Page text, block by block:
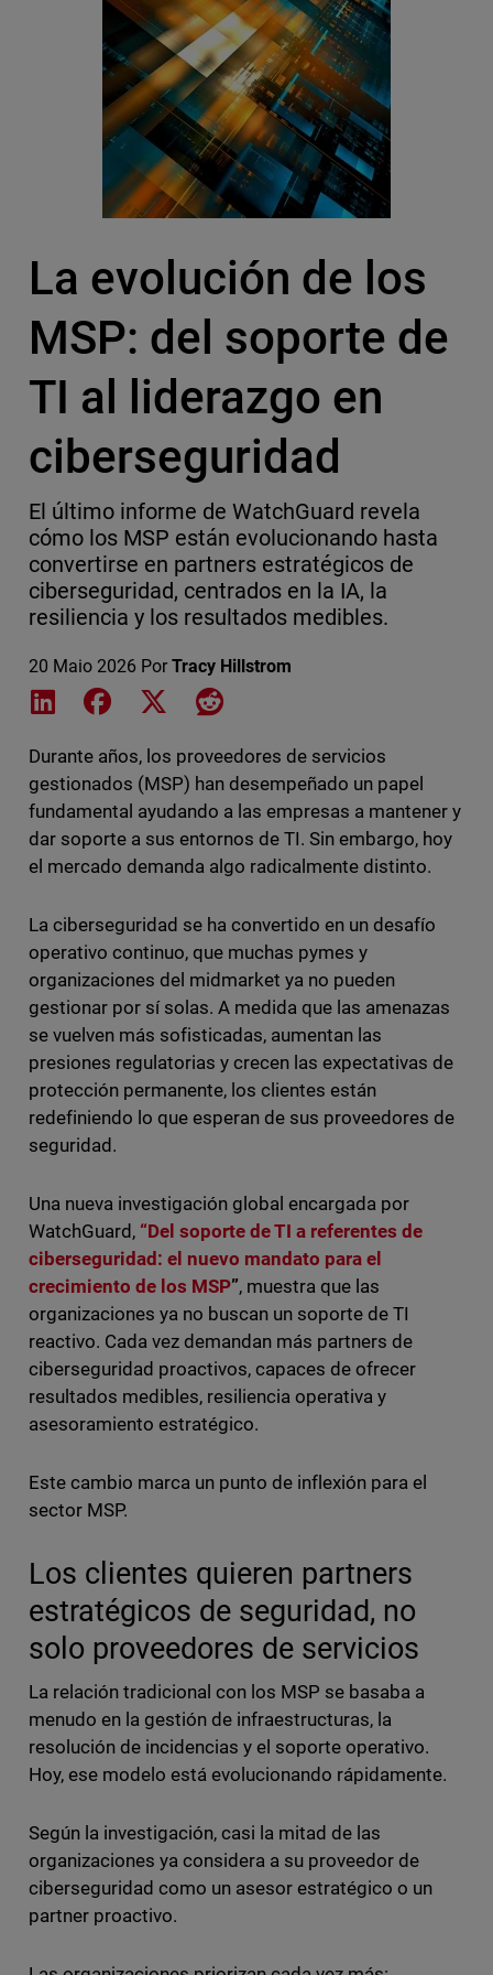
La evolución de los
MSP: del soporte de
TI al liderazgo en
ciberseguridad
El último informe de WatchGuard revela
cómo los MSP están evolucionando hasta
convertirse en partners estratégicos de
ciberseguridad, centrados en la IA, la
resiliencia y los resultados medibles.
20 Maio 2026 Por Tracy Hillstrom
Share on LinkedIn
Share on Facebook
Share on XShare on Reddit
Durante años, los proveedores de servicios
gestionados (MSP) han desempeñado un papel
fundamental ayudando a las empresas a mantener y
dar soporte a sus entornos de TI. Sin embargo, hoy
el mercado demanda algo radicalmente distinto.
La ciberseguridad se ha convertido en un desafío
operativo continuo, que muchas pymes y
organizaciones del midmarket ya no pueden
gestionar por sí solas. A medida que las amenazas
se vuelven más sofisticadas, aumentan las
presiones regulatorias y crecen las expectativas de
protección permanente, los clientes están
redefiniendo lo que esperan de sus proveedores de
seguridad.
Una nueva investigación global encargada por
WatchGuard, “Del soporte de TI a referentes de
ciberseguridad: el nuevo mandato para el
crecimiento de los MSP”, muestra que las
organizaciones ya no buscan un soporte de TI
reactivo. Cada vez demandan más partners de
ciberseguridad proactivos, capaces de ofrecer
resultados medibles, resiliencia operativa y
asesoramiento estratégico.
Este cambio marca un punto de inflexión para el
sector MSP.
Los clientes quieren partners
estratégicos de seguridad, no
solo proveedores de servicios
La relación tradicional con los MSP se basaba a
menudo en la gestión de infraestructuras, la
resolución de incidencias y el soporte operativo.
Hoy, ese modelo está evolucionando rápidamente.
Según la investigación, casi la mitad de las
organizaciones ya considera a su proveedor de
ciberseguridad como un asesor estratégico o un
partner proactivo.